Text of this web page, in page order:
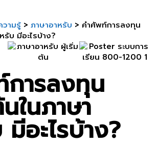
ามรู้ > ภาษาอาหรับ > คำศัพท์การลงทุน
รับ มีอะไรบ้าง?
ารลงทุน
ในภาษา
อะไรบ้าง?